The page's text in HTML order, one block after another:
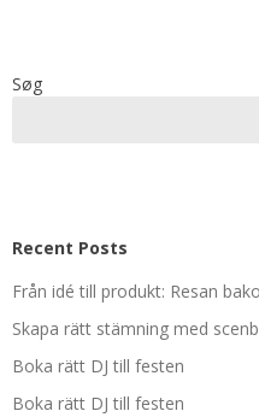
Søg
Recent Posts
Från idé till produkt: Resan
Skapa rätt stämning med
Boka rätt DJ till festen
Boka rätt DJ till festen